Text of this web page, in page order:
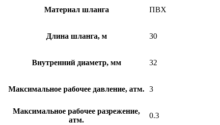
Материал шланга ПВХ
Длина шланга, м 30
Внутренний диаметр, мм 32
Максимальное рабочее давление, атм. 3
Максимальное рабочее разрежение,
атм.
0.3